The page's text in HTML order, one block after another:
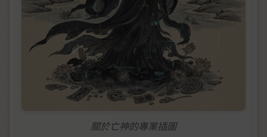
關於亡神的專業插圖